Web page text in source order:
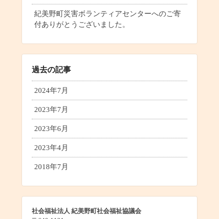
紀美野町災害ボランティアセンターへのご寄
付ありがとうございました。
過去の記事
2024年7月
2023年7月
2023年6月
2023年4月
2018年7月
社会福祉法人 紀美野町社会福祉協議会